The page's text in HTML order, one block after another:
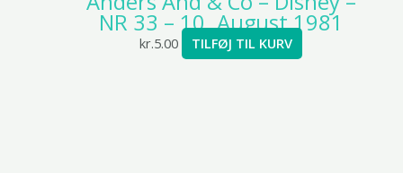
NR 33 – 10. August 1981
kr.5.00 TILFØJ TIL KURV